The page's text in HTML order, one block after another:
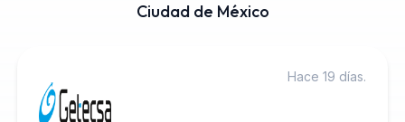
Ciudad de México
Hace 19 días.